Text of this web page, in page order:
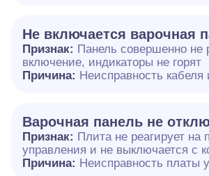
Не включается варочная
Признак: Панель совершенно не
включение, индикаторы не горят
Причина: Неисправность кабеля
Варочная панель не
Признак: Плита не реагирует на
управления и не выключается с
Причина: Неисправность платы